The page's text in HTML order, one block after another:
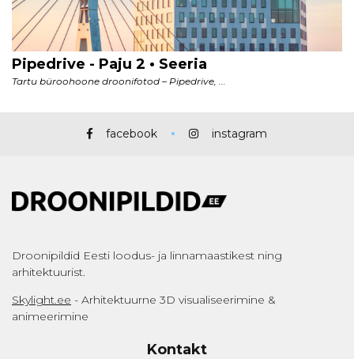
facebook instagram
Droonipildid Eesti loodus- ja linnamaastikest ning
arhitektuurist.
Skylight.ee - Arhitektuurne 3D visualiseerimine &
animeerimine
Kontakt